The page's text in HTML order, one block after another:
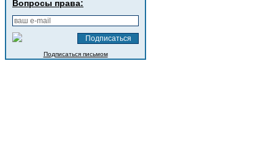
Вопросы права:
Подписаться письмом